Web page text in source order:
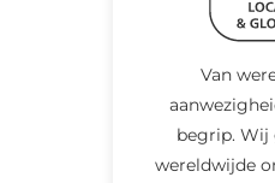
Van
begrip. Wij
wereldwijde